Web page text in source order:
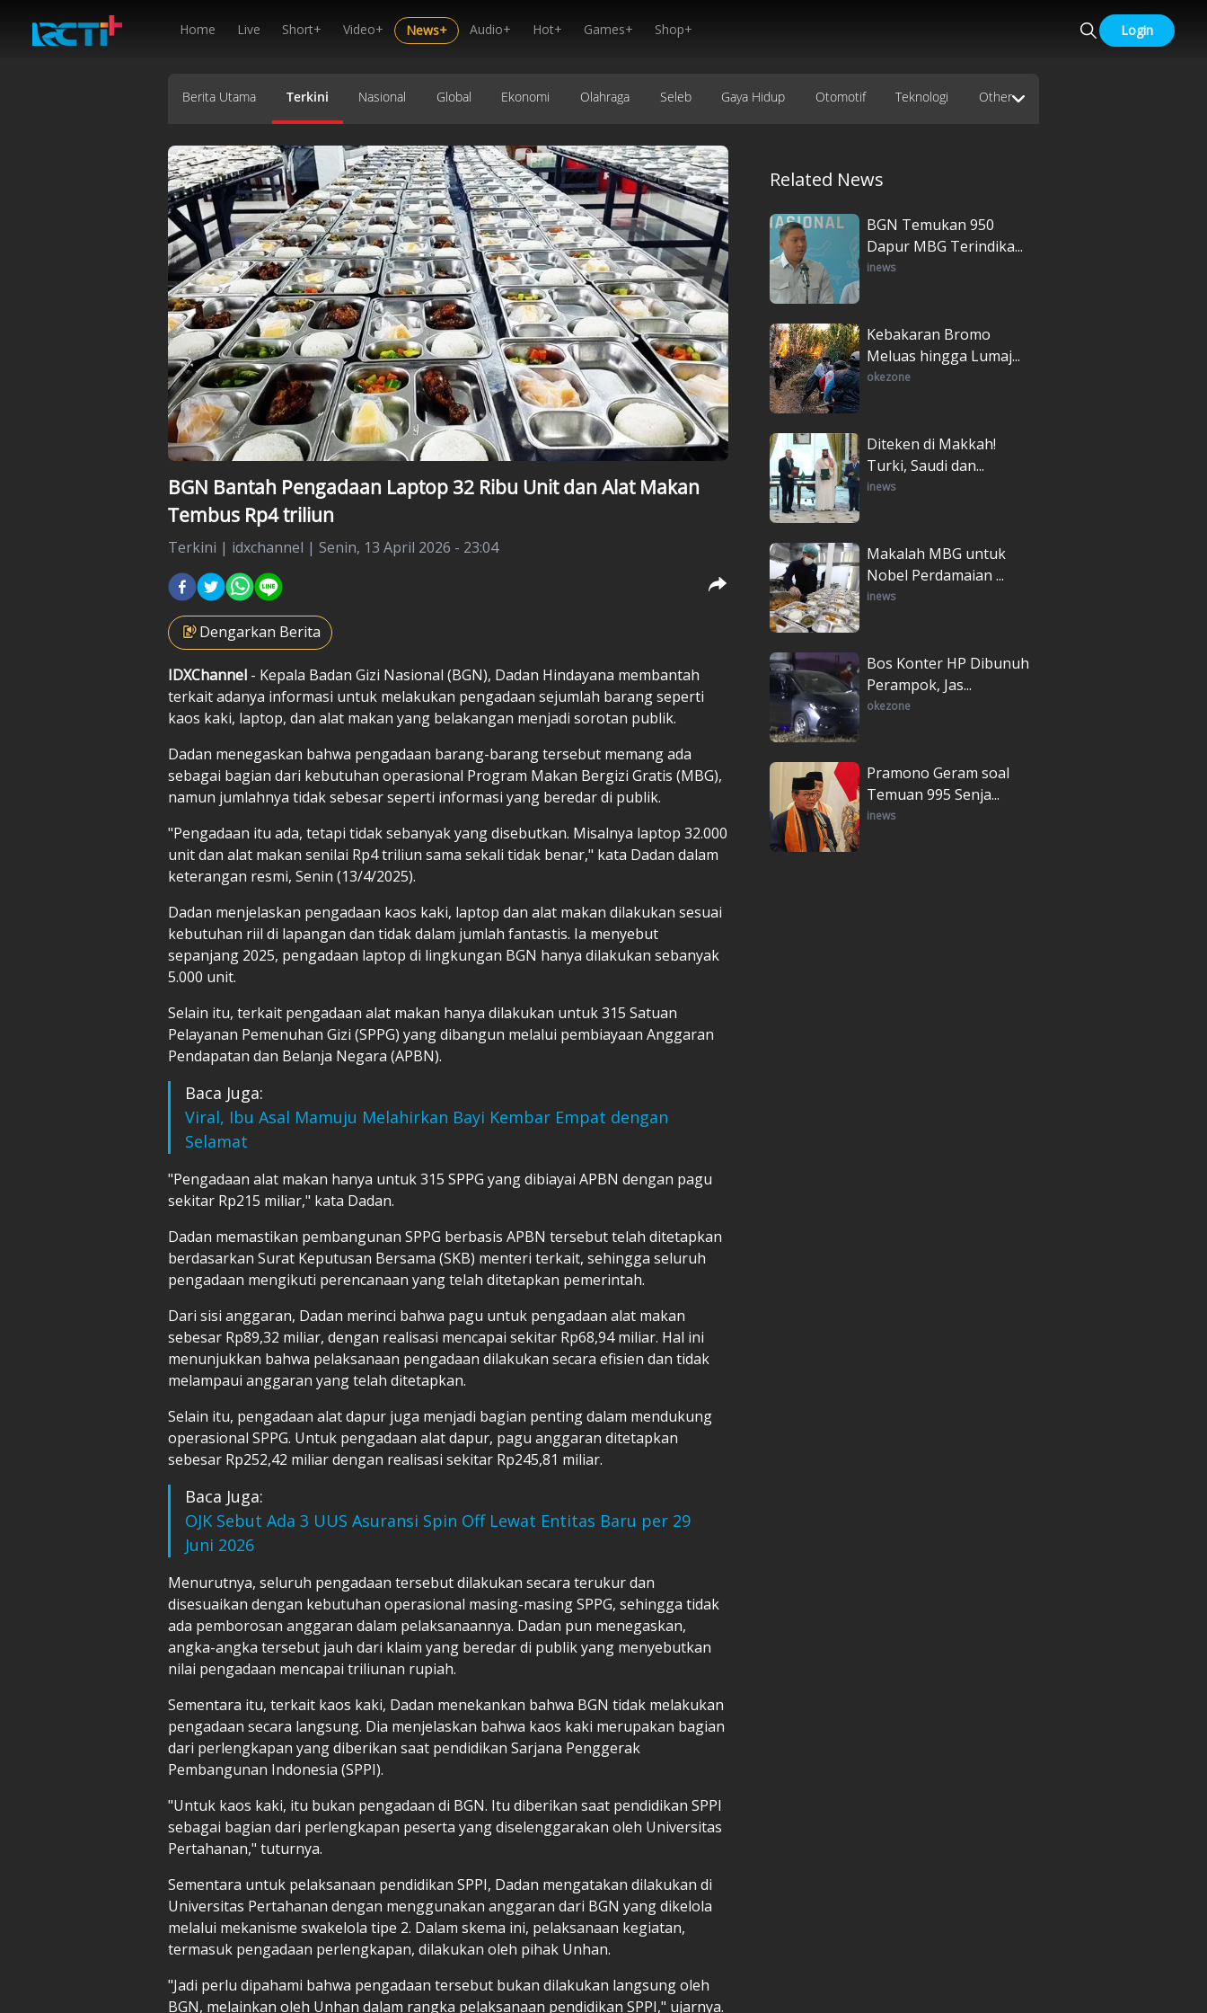
Home Live Short+ Video+ News+ Audio+ Hot+ Games+ Shop+ Login
Berita Utama Terkini Nasional Global Ekonomi Olahraga Seleb Gaya Hidup Otomotif Teknologi Other
BGN Bantah Pengadaan Laptop 32 Ribu Unit dan Alat Makan
Tembus Rp4 triliun
Terkini | idxchannel | Senin, 13 April 2026 - 23:04
Dengarkan Berita
IDXChannel - Kepala Badan Gizi Nasional (BGN), Dadan Hindayana membantah
terkait adanya informasi untuk melakukan pengadaan sejumlah barang seperti
kaos kaki, laptop, dan alat makan yang belakangan menjadi sorotan publik.
Dadan menegaskan bahwa pengadaan barang-barang tersebut memang ada
sebagai bagian dari kebutuhan operasional Program Makan Bergizi Gratis (MBG),
namun jumlahnya tidak sebesar seperti informasi yang beredar di publik.
"Pengadaan itu ada, tetapi tidak sebanyak yang disebutkan. Misalnya laptop 32.000
unit dan alat makan senilai Rp4 triliun sama sekali tidak benar," kata Dadan dalam
keterangan resmi, Senin (13/4/2025).
Dadan menjelaskan pengadaan kaos kaki, laptop dan alat makan dilakukan sesuai
kebutuhan riil di lapangan dan tidak dalam jumlah fantastis. Ia menyebut
sepanjang 2025, pengadaan laptop di lingkungan BGN hanya dilakukan sebanyak
5.000 unit.
Selain itu, terkait pengadaan alat makan hanya dilakukan untuk 315 Satuan
Pelayanan Pemenuhan Gizi (SPPG) yang dibangun melalui pembiayaan Anggaran
Pendapatan dan Belanja Negara (APBN).
Baca Juga:
Viral, Ibu Asal Mamuju Melahirkan Bayi Kembar Empat dengan
Selamat
"Pengadaan alat makan hanya untuk 315 SPPG yang dibiayai APBN dengan pagu
sekitar Rp215 miliar," kata Dadan.
Dadan memastikan pembangunan SPPG berbasis APBN tersebut telah ditetapkan
berdasarkan Surat Keputusan Bersama (SKB) menteri terkait, sehingga seluruh
pengadaan mengikuti perencanaan yang telah ditetapkan pemerintah.
Dari sisi anggaran, Dadan merinci bahwa pagu untuk pengadaan alat makan
sebesar Rp89,32 miliar, dengan realisasi mencapai sekitar Rp68,94 miliar. Hal ini
menunjukkan bahwa pelaksanaan pengadaan dilakukan secara efisien dan tidak
melampaui anggaran yang telah ditetapkan.
Selain itu, pengadaan alat dapur juga menjadi bagian penting dalam mendukung
operasional SPPG. Untuk pengadaan alat dapur, pagu anggaran ditetapkan
sebesar Rp252,42 miliar dengan realisasi sekitar Rp245,81 miliar.
Baca Juga:
OJK Sebut Ada 3 UUS Asuransi Spin Off Lewat Entitas Baru per 29
Juni 2026
Menurutnya, seluruh pengadaan tersebut dilakukan secara terukur dan
disesuaikan dengan kebutuhan operasional masing-masing SPPG, sehingga tidak
ada pemborosan anggaran dalam pelaksanaannya. Dadan pun menegaskan,
angka-angka tersebut jauh dari klaim yang beredar di publik yang menyebutkan
nilai pengadaan mencapai triliunan rupiah.
Sementara itu, terkait kaos kaki, Dadan menekankan bahwa BGN tidak melakukan
pengadaan secara langsung. Dia menjelaskan bahwa kaos kaki merupakan bagian
dari perlengkapan yang diberikan saat pendidikan Sarjana Penggerak
Pembangunan Indonesia (SPPI).
"Untuk kaos kaki, itu bukan pengadaan di BGN. Itu diberikan saat pendidikan SPPI
sebagai bagian dari perlengkapan peserta yang diselenggarakan oleh Universitas
Pertahanan," tuturnya.
Sementara untuk pelaksanaan pendidikan SPPI, Dadan mengatakan dilakukan di
Universitas Pertahanan dengan menggunakan anggaran dari BGN yang dikelola
melalui mekanisme swakelola tipe 2. Dalam skema ini, pelaksanaan kegiatan,
termasuk pengadaan perlengkapan, dilakukan oleh pihak Unhan.
"Jadi perlu dipahami bahwa pengadaan tersebut bukan dilakukan langsung oleh
BGN, melainkan oleh Unhan dalam rangka pelaksanaan pendidikan SPPI," ujarnya.
Related News
BGN Temukan 950
Dapur MBG Terindika...
inews
Kebakaran Bromo
Meluas hingga Lumaj...
okezone
Diteken di Makkah!
Turki, Saudi dan...
inews
Makalah MBG untuk
Nobel Perdamaian ...
inews
Bos Konter HP Dibunuh
Perampok, Jas...
okezone
Pramono Geram soal
Temuan 995 Senja...
inews